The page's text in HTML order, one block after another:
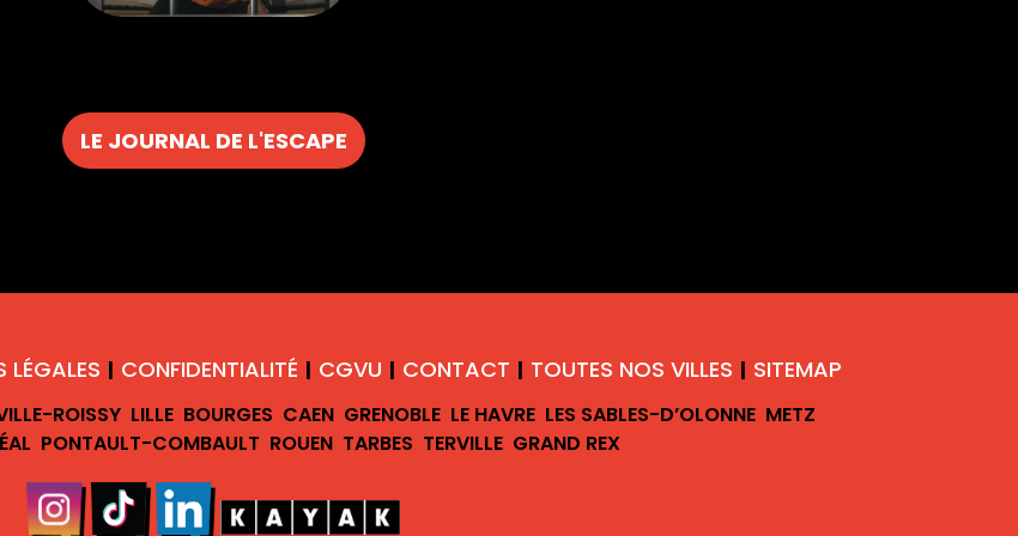
LE JOURNAL DE L'ESCAPE
LÉGALES | CONFIDENTIALITÉ | CGVU | CONTACT | TOUTES NOS VILLES | SITEMAP
ROISSY LILLE BOURGES CAEN GRENOBLE LE HAVRE LES SABLES-D’OLONNE METZ
PONTAULT-COMBAULT ROUEN TARBES TERVILLE GRAND REX